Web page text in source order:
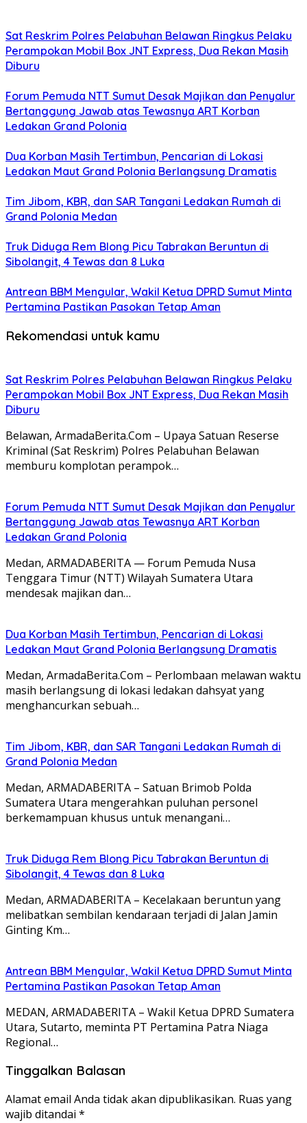
Sat Reskrim Polres Pelabuhan Belawan Ringkus Pelaku
Perampokan Mobil Box JNT Express, Dua Rekan Masih
Diburu
Forum Pemuda NTT Sumut Desak Majikan dan Penyalur
Bertanggung Jawab atas Tewasnya ART Korban
Ledakan Grand Polonia
Dua Korban Masih Tertimbun, Pencarian di Lokasi
Ledakan Maut Grand Polonia Berlangsung Dramatis
Tim Jibom, KBR, dan SAR Tangani Ledakan Rumah di
Grand Polonia Medan
Truk Diduga Rem Blong Picu Tabrakan Beruntun di
Sibolangit, 4 Tewas dan 8 Luka
Antrean BBM Mengular, Wakil Ketua DPRD Sumut Minta
Pertamina Pastikan Pasokan Tetap Aman
Rekomendasi untuk kamu
Sat Reskrim Polres Pelabuhan Belawan Ringkus Pelaku
Perampokan Mobil Box JNT Express, Dua Rekan Masih
Diburu
Belawan, ArmadaBerita.Com – Upaya Satuan Reserse
Kriminal (Sat Reskrim) Polres Pelabuhan Belawan
memburu komplotan perampok…
Forum Pemuda NTT Sumut Desak Majikan dan Penyalur
Bertanggung Jawab atas Tewasnya ART Korban
Ledakan Grand Polonia
Medan, ARMADABERITA — Forum Pemuda Nusa
Tenggara Timur (NTT) Wilayah Sumatera Utara
mendesak majikan dan…
Dua Korban Masih Tertimbun, Pencarian di Lokasi
Ledakan Maut Grand Polonia Berlangsung Dramatis
Medan, ArmadaBerita.Com – Perlombaan melawan waktu
masih berlangsung di lokasi ledakan dahsyat yang
menghancurkan sebuah…
Tim Jibom, KBR, dan SAR Tangani Ledakan Rumah di
Grand Polonia Medan
Medan, ARMADABERITA – Satuan Brimob Polda
Sumatera Utara mengerahkan puluhan personel
berkemampuan khusus untuk menangani…
Truk Diduga Rem Blong Picu Tabrakan Beruntun di
Sibolangit, 4 Tewas dan 8 Luka
Medan, ARMADABERITA – Kecelakaan beruntun yang
melibatkan sembilan kendaraan terjadi di Jalan Jamin
Ginting Km…
Antrean BBM Mengular, Wakil Ketua DPRD Sumut Minta
Pertamina Pastikan Pasokan Tetap Aman
MEDAN, ARMADABERITA – Wakil Ketua DPRD Sumatera
Utara, Sutarto, meminta PT Pertamina Patra Niaga
Regional…
Tinggalkan Balasan
Alamat email Anda tidak akan dipublikasikan. Ruas yang
wajib ditandai *